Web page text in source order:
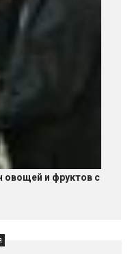
овощей и фруктов с